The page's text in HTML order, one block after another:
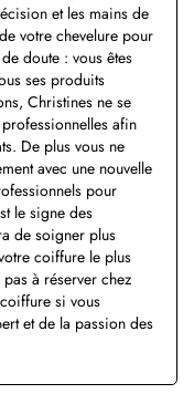
et les mains de
votre chevelure pour
doute : vous êtes
ses produits
Christines ne se
afin
De plus vous ne
avec une nouvelle
pour
le signe des
de soigner plus
coiffure le plus
à réserver chez
si vous
et de la passion des